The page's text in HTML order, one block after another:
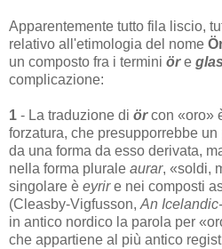
Apparentemente tutto fila liscio,
relativo all'etimologia del nome
un composto fra i termini öre
complicazione:
1 - La traduzione di örcon «oro»
forzatura, che presupporrebbe
da una forma da esso derivata,
nella forma plurale aurar, «soldi,
singolare è eyrire nei composti
(Cleasby-Vigfusson,An
in antico nordico la parola per
che appartiene al più antico